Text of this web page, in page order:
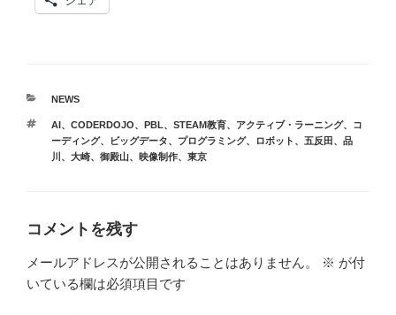
カ
ゴ
ー
NEWS
タ
グ
AI、 CODERDOJO、 PBL、 STEAM教育、 アクティブ・ラーニング、
コ
ーディング、 ビッグデータ、 プログラミング、 ロボット 、 五反田 、 品
川 、 大崎、 御殿山、 映像制作、 東京
コメントを残す
メールアドレスが公開されることはありません。 ※ が付
いている欄は必須項目です